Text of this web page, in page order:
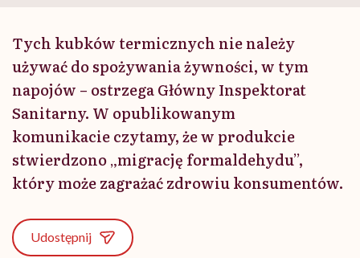
Tych kubków termicznych nie należy
używać do spożywania żywności, w tym
napojów – ostrzega Główny Inspektorat
Sanitarny. W opublikowanym
komunikacie czytamy, że w produkcie
stwierdzono „migrację formaldehydu”,
który może zagrażać zdrowiu konsumentów.
Udostępnij